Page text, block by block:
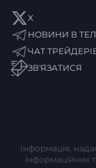
X
НОВИНИ В
ЧАТ
ЗВ'ЯЗАТИСЯ
Інформація,
інформаційних